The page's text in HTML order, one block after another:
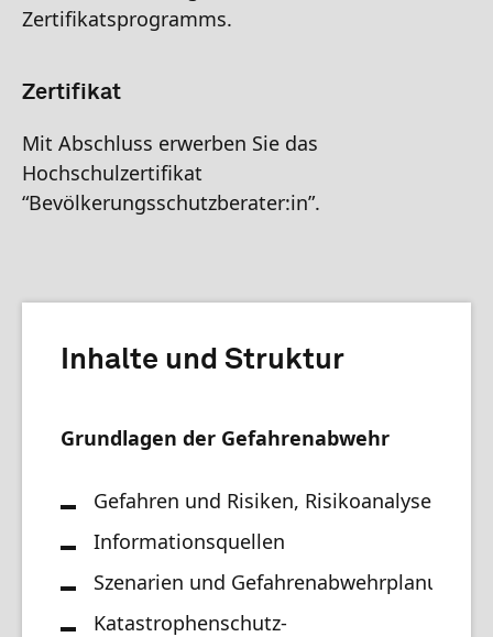
Zertifikatsprogramms.
Zertifikat
Mit Abschluss erwerben Sie das
Hochschulzertifikat
“Bevölkerungsschutzberater:in”.
Inhalte und Struktur
Grundlagen der Gefahrenabwehr
Gefahren und Risiken, Risikoanalyse
Informationsquellen
Szenarien und Gefahrenabwehrplanung
Katastrophenschutz-